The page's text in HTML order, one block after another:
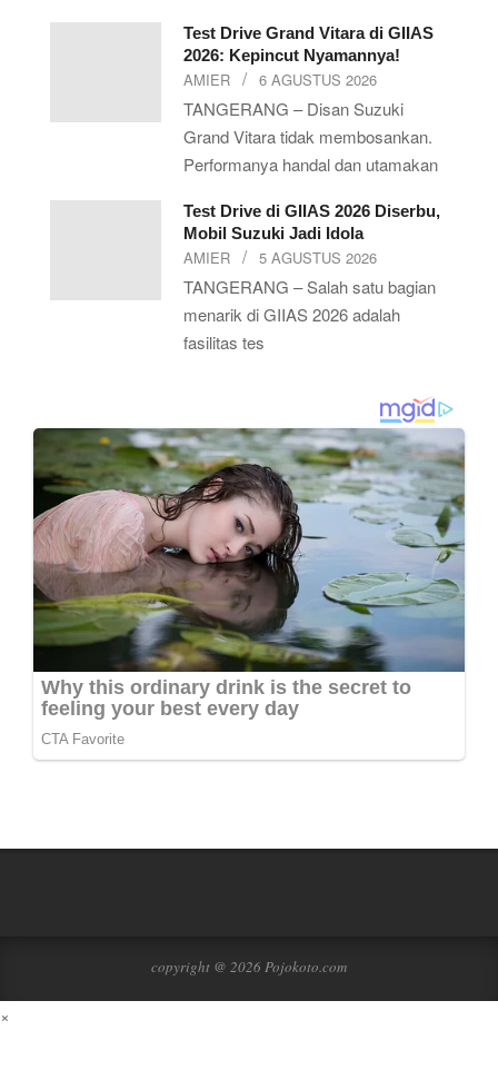
Test Drive Grand Vitara di GIIAS
2026: Kepincut Nyamannya!
AMIER 6 AGUSTUS 2026
TANGERANG – Disan Suzuki
Grand Vitara tidak membosankan.
Performanya handal dan utamakan
Test Drive di GIIAS 2026 Diserbu,
Mobil Suzuki Jadi Idola
AMIER 5 AGUSTUS 2026
TANGERANG – Salah satu bagian
menarik di GIIAS 2026 adalah
fasilitas tes
copyright @ 2026 Pojokoto.com
×